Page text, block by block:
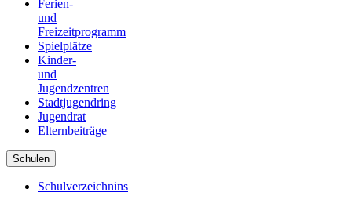
Ferien-
und
Freizeitprogramm
Spielplätze
Kinder-
und
Jugendzentren
Stadtjugendring
Jugendrat
Elternbeiträge
Schulen
Schulverzeichnins